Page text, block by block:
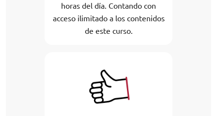
horas del día. Contando con
acceso ilimitado a los contenidos
de este curso.